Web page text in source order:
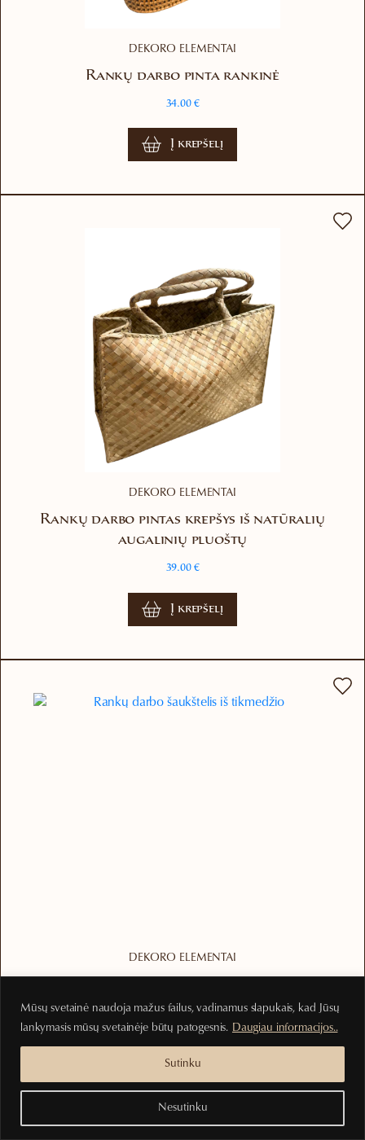
Mūsų svetainė naudoja mažus failus, vadinamus slapukais, kad Jūsų
lankymasis mūsų svetainėje būtų patogesnis. Daugiau informacijos..
Nesutinku
Sutinku
DEKORO ELEMENTAI
Rankų darbo pinta rankinė
34.00 €
Į krepšelį
DEKORO ELEMENTAI
Rankų darbo pintas krepšys iš natūralių
augalinių pluoštų
39.00 €
Į krepšelį
DEKORO ELEMENTAI
3.00€